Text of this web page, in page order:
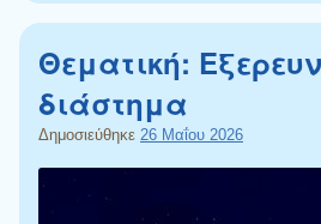
Θεματική:
διάστημα
Δημοσιεύθηκε 26 Μαΐου 2026